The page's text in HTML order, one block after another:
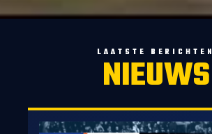
LAATSTE BERICHTEN
NIEUWS